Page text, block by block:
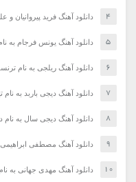
دانلود آهنگ فرید پیروانیان
دانلود آهنگ یونس فرجام به
دانلود آهنگ ریلجی به نام ترنسفورم 160
دانلود آهنگ دیجی باربد به نام تهران
دانلود آهنگ دیجی سال به نام
دانلود آهنگ مصطفی ابراهیمی
دانلود آهنگ مهدی جهانی به